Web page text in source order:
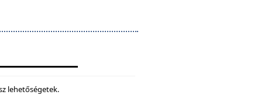
lehetőségetek.